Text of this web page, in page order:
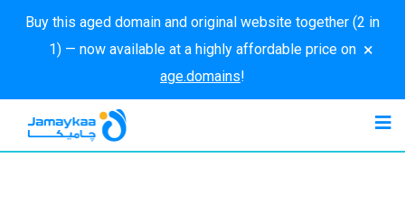
Buy this aged domain and original website together (2 in
1) — now available at a highly affordable price on
age.domains!
×